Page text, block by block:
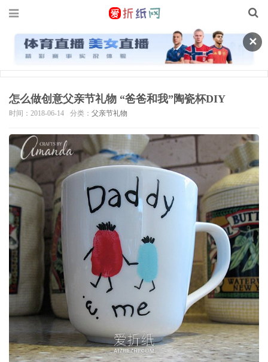
✕
怎么做创意父亲节礼物 “爸爸和我”陶瓷杯DIY
时间：2018-06-14 分类： 父亲节礼物